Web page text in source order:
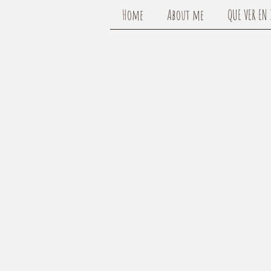
Home About me QUE VER